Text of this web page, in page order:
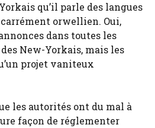
qu’il parle des langues
carrément orwellien. Oui,
dans toutes les
New-Yorkais, mais les
projet vaniteux
les autorités ont du mal à
façon de réglementer